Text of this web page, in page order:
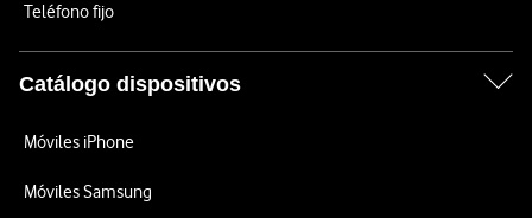
Teléfono fijo
Catálogo dispositivos
Móviles iPhone
Móviles Samsung